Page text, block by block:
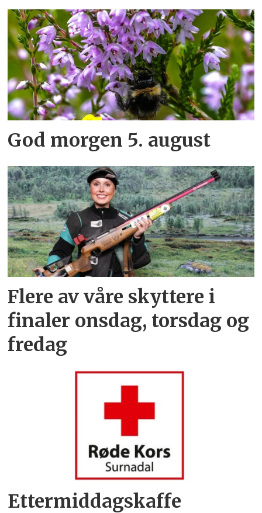
God morgen 5. august
Flere av våre skyttere i
finaler onsdag, torsdag og
fredag
Ettermiddagskaffe